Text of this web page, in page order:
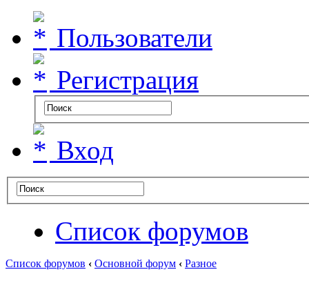
Пользователи
Регистрация
Вход
Список форумов
Список форумов ‹ Основной форум ‹ Разное